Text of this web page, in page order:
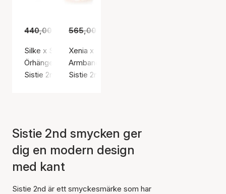
440,00 kr 305,00 kr
Silke x Sistie 2nd Small Creoles
Örhängen, Silverfärg / Rostfritt stål
Sistie 2nd
565,00 kr
Xenia x Sistie 2nd Chunky Bracelet
Armband, Guldfärg / Guldpläterat rostfritt stål
Sistie 2nd
Sistie 2nd smycken ger
dig en modern design
med kant
Sistie 2nd är ett smyckesmärke som har